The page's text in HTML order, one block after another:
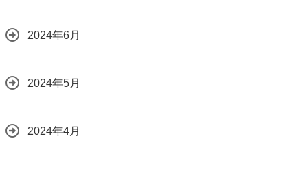
2024年6月
2024年5月
2024年4月